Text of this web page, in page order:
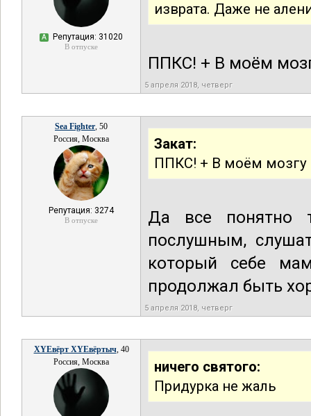
А Репутация: 31020
В отпуске
изврата. Даже не
ППКС! + В моём
5 апреля 2018, четверг
Sea Fighter, 50
Россия, Москва
Репутация: 3274
В отпуске
Закат:
ППКС! + В моём мозгу
Да все понятно
послушным,
который себе
продолжал быть
5 апреля 2018, четверг
XYEвёрт XYEвёртыч, 40
Россия, Москва
ничего святого:
Придурка не жаль